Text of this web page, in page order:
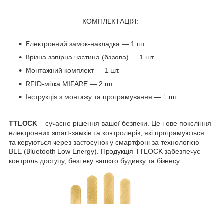
КОМПЛЕКТАЦІЯ:
Електронний замок-накладка — 1 шт.
Врізна запірна частина (базова) — 1 шт.
Монтажний комплект — 1 шт.
RFID-мітка MIFARE — 2 шт.
Інструкція з монтажу та програмування — 1 шт.
TTLOCK – сучасне рішення вашої безпеки. Це нове покоління
електронних smart-замків та контролерів, які програмуються
та керуються через застосунок у смартфоні за технологією
BLE (Bluetooth Low Energy). Продукція TTLOCK забезпечує
контроль доступу, безпеку вашого будинку та бізнесу.